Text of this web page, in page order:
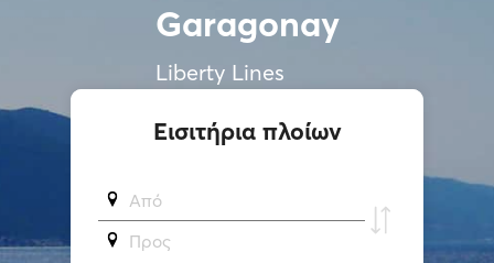
Garagonay
Liberty Lines
Εισιτήρια πλοίων
Από
Προς